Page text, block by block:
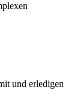
und erledigen